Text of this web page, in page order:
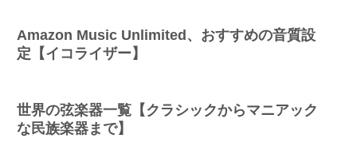
Amazon Music Unlimited、おすすめの音質設
定【イコライザー】
世界の弦楽器一覧【クラシックからマニアック
な民族楽器まで】